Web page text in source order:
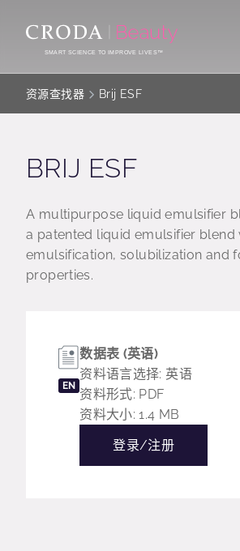
CONTENTSMART SCIENCE TO IMPROVE LIVES™
资源查找器 Brij ESF
BRIJ ESF
A multipurpose liquid emulsifier
a patented liquid emulsifier blend
emulsification, solubilization and
properties.
EN
数据表 (英语)
资料语言选择: 英语
资料形式: PDF
资料大小: 1.4 MB
登录/注册